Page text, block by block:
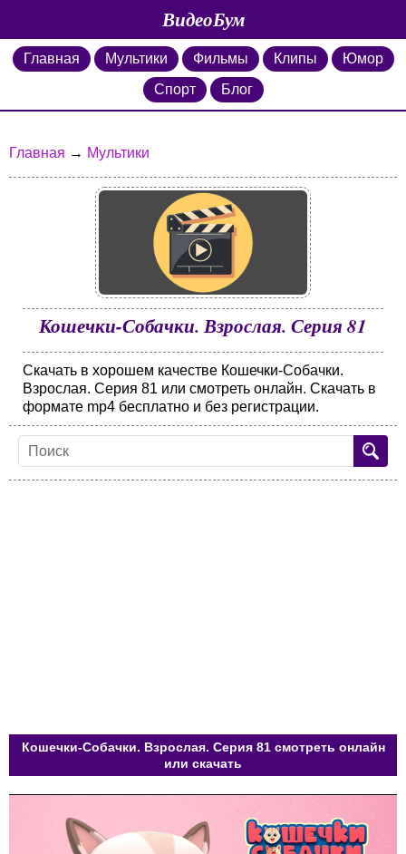
ВидеоБум
Главная Мультики Фильмы Клипы
Юмор
Спорт
Блог
Главная → Мультики
Кошечки-Собачки. Взрослая. Серия 81
Скачать в хорошем качестве Кошечки-Собачки.
Взрослая. Серия 81 или смотреть онлайн. Скачать в
формате mp4 бесплатно и без регистрации.
Кошечки-Собачки. Взрослая. Серия 81 смотреть онлайн
или скачать